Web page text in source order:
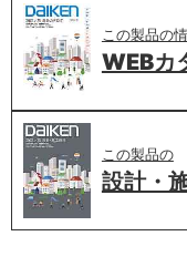
この製品の
WEBカ
この製品の
設計・